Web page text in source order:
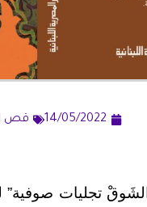
14/05/2022 قص
الشَوقْ تجليات